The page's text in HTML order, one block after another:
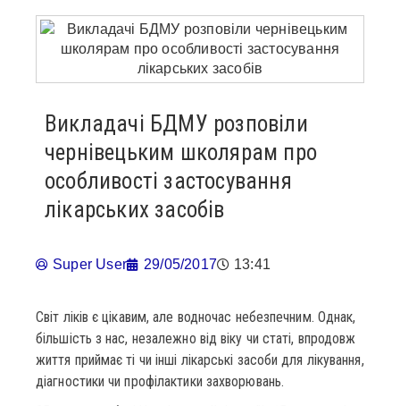
Викладачі БДМУ розповіли
чернівецьким школярам про
особливості застосування
лікарських засобів
Super User 29/05/2017 13:41
Світ ліків є цікавим, але водночас небезпечним. Однак,
більшість з нас, незалежно від віку чи статі, впродовж
життя приймає ті чи інші лікарські засоби для лікування,
діагностики чи профілактики захворювань.